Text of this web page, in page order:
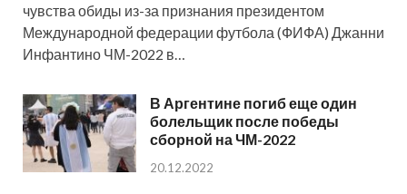
чувства обиды из-за признания президентом
Международной федерации футбола (ФИФА) Джанни
Инфантино ЧМ-2022 в…
В Аргентине погиб еще один
болельщик после победы
сборной на ЧМ-2022
20.12.2022